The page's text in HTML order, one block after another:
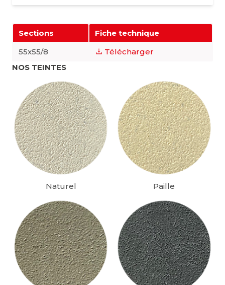
Sections
Fiche technique
55x55/8
Télécharger
NOS TEINTES
Naturel Paille